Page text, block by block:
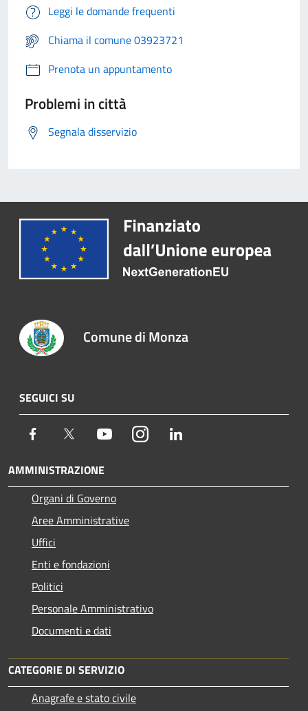
Leggi le domande frequenti
Chiama il comune 03923721
Prenota un appuntamento
Problemi in città
Segnala disservizio
Comune di Monza
SEGUICI SU
Facebook Twitter YoutubeInstagram
AMMINISTRAZIONE
Organi di Governo
Aree Amministrative
Uffici
Enti e fondazioni
Politici
Personale Amministrativo
Documenti e dati
CATEGORIE DI SERVIZIO
Anagrafe e stato civile